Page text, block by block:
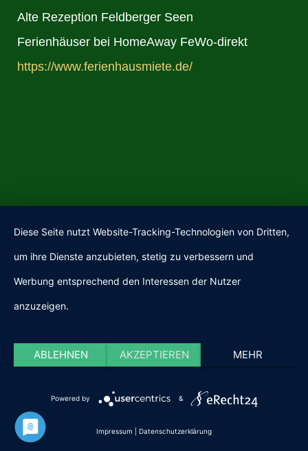
Alte Rezeption Feldberger Seen
Ferienhäuser bei HomeAway FeWo-direkt
https://www.ferienhausmiete.de/
Diese Seite nutzt Website-Tracking-Technologien von Dritten,
um ihre Dienste anzubieten, stetig zu verbessern und
Werbung entsprechend den Interessen der Nutzer
anzuzeigen.
ABLEHNEN AKZEPTIEREN MEHR
Powered by &
Impressum Datenschutzerklärung